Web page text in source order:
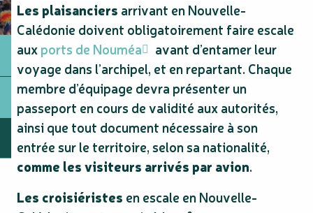
Les plaisanciers arrivant en Nouvelle-
Calédonie doivent obligatoirement faire escale
auxports de Nouméa
avant d’entamer leur
voyage dans l’archipel, et en repartant. Chaque
membre d’équipage devra présenter un
passeport en cours de validité aux autorités,
ainsi que tout document nécessaire à son
entrée sur le territoire, selon sa nationalité,
comme les visiteurs arrivés par avion.
Les croisiéristes en escale en Nouvelle-